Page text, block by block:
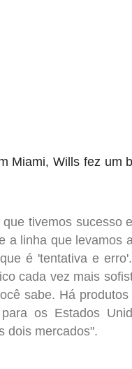
Miami, Wills fez um
tivemos sucesso
a linha que levamos
é 'tentativa e
cada vez mais
sabe. Há
os Estados
dois mercados".